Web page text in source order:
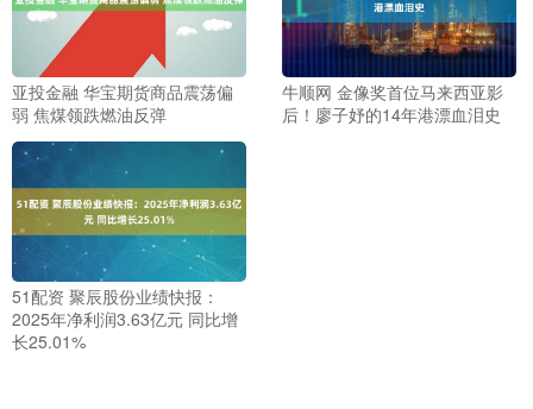
亚投金融 华宝期货商品震荡偏
弱 焦煤领跌燃油反弹
牛顺网 金像奖首位马来西亚影
后！廖子妤的14年港漂血泪史
51配资 聚辰股份业绩快报：
2025年净利润3.63亿元 同比增
长25.01%